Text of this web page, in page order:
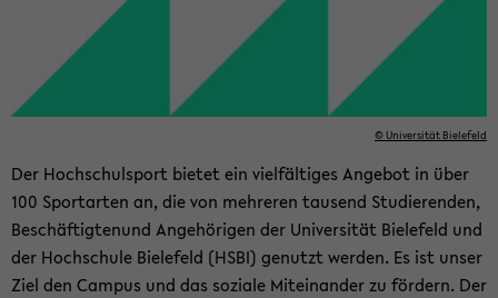
© Uni­ver­si­tät Bie­le­feld
Der Hoch­schul­sport bie­tet ein viel­fäl­ti­ges An­ge­bot in über
100 Sport­ar­ten an, die von meh­re­ren tau­send Stu­die­ren­den,
Be­schäf­tig­tenund An­ge­hö­ri­gen der Uni­ver­si­tät Bie­le­feld und
der Hoch­schu­le Bie­le­feld (HSBI) ge­nutzt wer­den. Es ist unser
Ziel den Cam­pus und das so­zia­le Mit­ein­an­der zu för­dern. Der